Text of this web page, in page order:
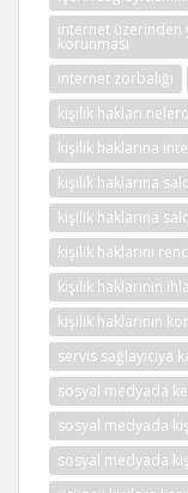
internet üzerinden
korunması
internet zorbalığı
kişilik hakları
kişilik haklarına
kişilik haklarına
kişilik haklarına
kişilik haklarını
kişilik haklarının
kişilik haklarının
servis sağlayıcıya
sosyal medyada
sosyal medyada
sosyal medyada